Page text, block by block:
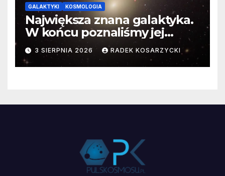
GALAKTYKI KOSMOLOGIA
Największa znana galaktyka.
W końcu poznaliśmy jej
faktyczne wymiary
3 SIERPNIA 2026 RADEK KOSARZYCKI